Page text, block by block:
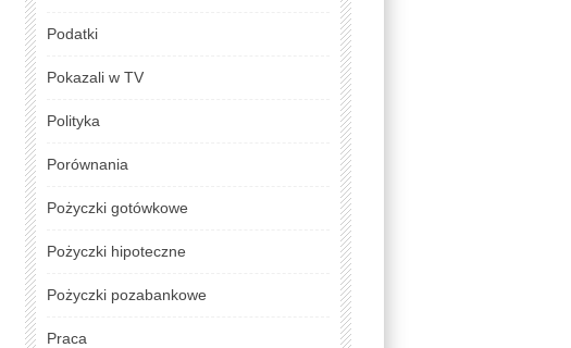
Podatki
Pokazali w TV
Polityka
Porównania
Pożyczki gotówkowe
Pożyczki hipoteczne
Pożyczki pozabankowe
Praca